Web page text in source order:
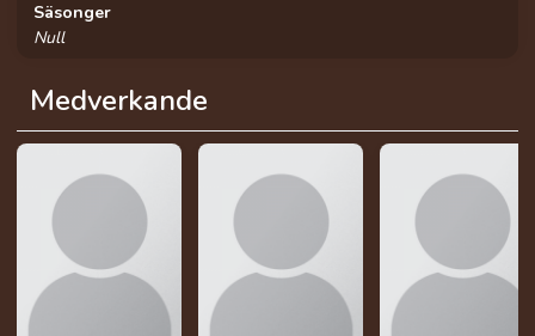
Medverkande
Säsonger
Null